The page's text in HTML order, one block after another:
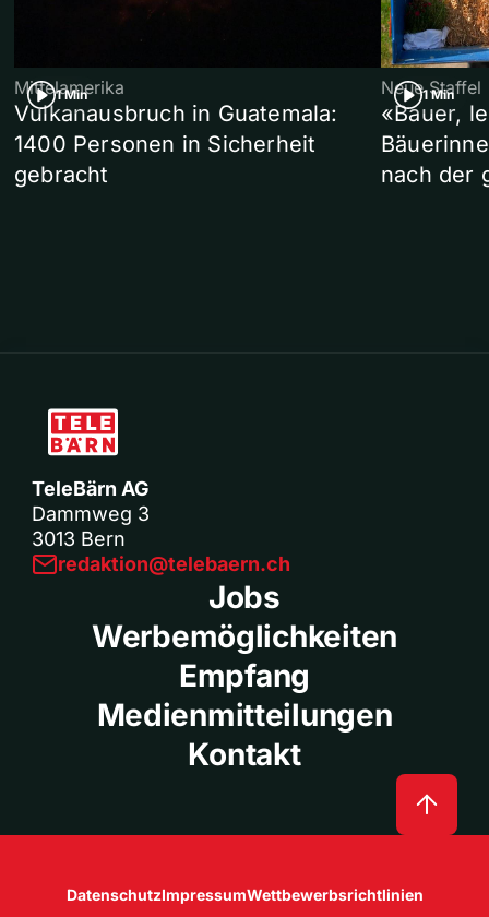
1 Min
Mittelamerika
Vulkanausbruch in Guatemala:
1400 Personen in Sicherheit
gebracht
1 Min
Neue Staffel
«Bauer,
nach der
TeleBärn AG
Dammweg 3
3013 Bern
redaktion@telebaern.ch
Jobs
Werbemöglichkeiten
Empfang
Medienmitteilungen
Kontakt
DatenschutzImpressumWettbewerbsrichtlinien